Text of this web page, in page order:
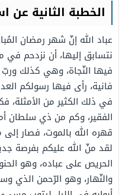
الخطبة الثانية
عباد الله إنّ شهر رمضان
نتسابق إليها، أن نزدحم في
فيها النّجاة، وهي كذلك وربّ
فانية، رأى فيها رسولكم
في ذلك الكثير من الأمثلة،
الفقير، وكم من ذي سلطان
قهره الله بالموت، فصار إلى
لقد منّ الله عليكم بفرصة
الحريص على عباده، وهو
والنّهار، وهو الرّحمن